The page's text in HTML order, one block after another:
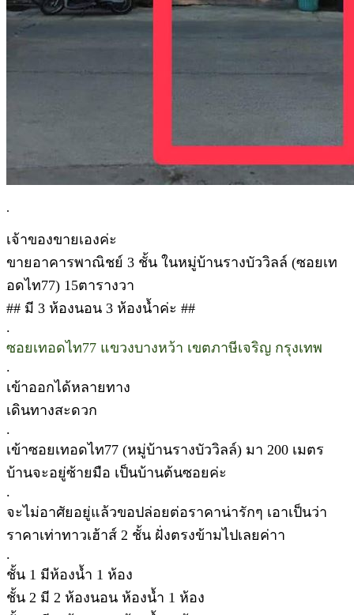
.
เจ้าของขายเองค่ะ
ขายอาคารพาณิชย์ 3 ชั้น ในหมู่บ้านรางบัววิลล์ (ซอยเท
อดไท77) 15ตารางวา
## มี 3 ห้องนอน 3 ห้องน้ำค่ะ ##
.
ซอยเทอดไท77 แขวงบางหว้า เขตภาษีเจริญ กรุงเทพ
.
เข้าออกได้หลายทาง
เดินทางสะดวก
.
เข้าซอยเทอดไท77 (หมู่บ้านรางบัววิลล์) มา 200 เมตร
บ้านจะอยู่ซ้ายมือ เป็นบ้านต้นซอยค่ะ
.
จะไม่อาศัยอยู่แล้วขอปล่อยต่อราคาน่ารักๆ เอาเป็นว่า
ราคาเท่าทาวเฮ้าส์ 2 ชั้น ฝั่งตรงข้ามไปเลยค่าา
.
ชั้น 1 มีห้องน้ำ 1 ห้อง
ชั้น 2 มี 2 ห้องนอน ห้องน้ำ 1 ห้อง